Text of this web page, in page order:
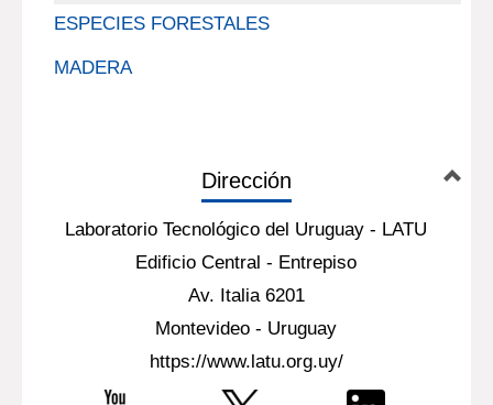
ESPECIES FORESTALES
MADERA
Dirección
Laboratorio Tecnológico del Uruguay - LATU
Edificio Central - Entrepiso
Av. Italia 6201
Montevideo - Uruguay
https://www.latu.org.uy/